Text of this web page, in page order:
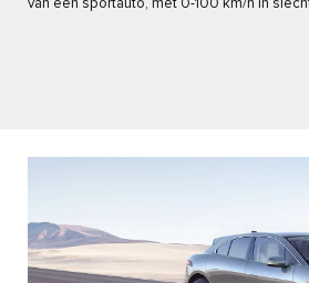
van een sportauto, met 0-100 km/h in